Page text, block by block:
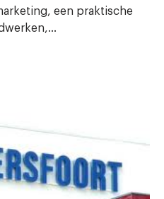
een praktische